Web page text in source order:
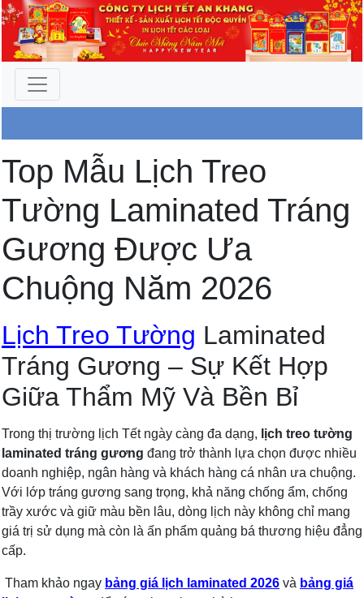
Công Ty An Khang
Top Mẫu Lịch Treo
Tường Laminated Tráng
Gương Được Ưa
Chuộng Năm 2026
Lịch Treo Tường Laminated
Tráng Gương – Sự Kết Hợp
Giữa Thẩm Mỹ Và Bền Bỉ
Trong thị trường lịch Tết ngày càng đa dạng, lịch treo tường
laminated tráng gương đang trở thành lựa chọn được nhiều
doanh nghiệp, ngân hàng và khách hàng cá nhân ưa chuộng.
Với lớp tráng gương sang trọng, khả năng chống ẩm, chống
trầy xước và giữ màu bền lâu, dòng lịch này không chỉ mang
giá trị sử dụng mà còn là ấn phẩm quảng bá thương hiệu đẳng
cấp.
Tham khảo ngay bảng giá lịch laminated 2026 và bảng giá